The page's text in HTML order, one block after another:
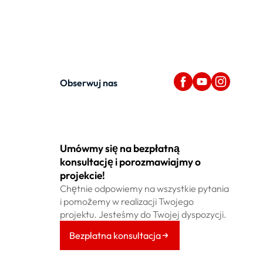
Obserwuj nas
Umówmy się na bezpłatną
konsultację i porozmawiajmy o
projekcie!
Chętnie odpowiemy na wszystkie pytania
i pomożemy w realizacji Twojego
projektu. Jesteśmy do Twojej dyspozycji.
Bezpłatna konsultacja